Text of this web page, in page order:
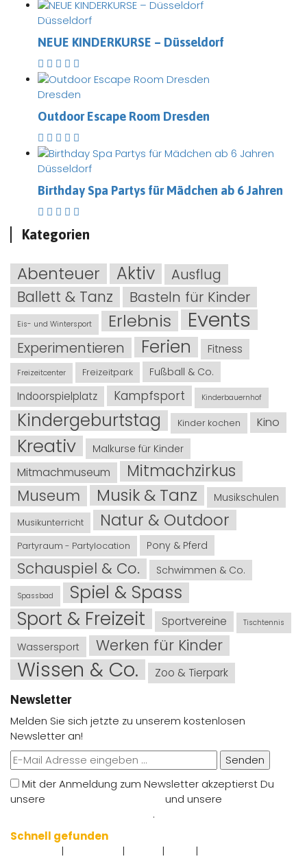
Düsseldorf
NEUE KINDERKURSE – Düsseldorf
Dresden
Outdoor Escape Room Dresden
Düsseldorf
Birthday Spa Partys für Mädchen ab 6 Jahren
Kategorien
Abenteuer Aktiv Ausflug
Ballett & Tanz Basteln für Kinder
Eis- und Wintersport Erlebnis Events
Experimentieren Ferien Fitness
Freizeitcenter Freizeitpark Fußball & Co.
Indoorspielplatz Kampfsport Kinderbauernhof
Kindergeburtstag Kinder kochen Kino
Kreativ Malkurse für Kinder
Mitmachmuseum Mitmachzirkus
Museum Musik & Tanz Musikschulen
Musikunterricht Natur & Outdoor
Partyraum - Partylocation Pony & Pferd
Schauspiel & Co. Schwimmen & Co.
Spassbad Spiel & Spass
Sport & Freizeit Sportvereine Tischtennis
Wassersport Werken für Kinder
Wissen & Co.
Zoo & Tierpark
Newsletter
Melden Sie sich jetzte zu unserem kostenlosen
Newsletter an!
Senden
Mit der Anmeldung zum Newsletter akzeptierst Du
unsere
und unsere
.
Schnell gefunden
| | | |